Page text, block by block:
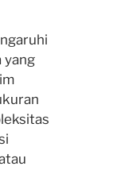
yang